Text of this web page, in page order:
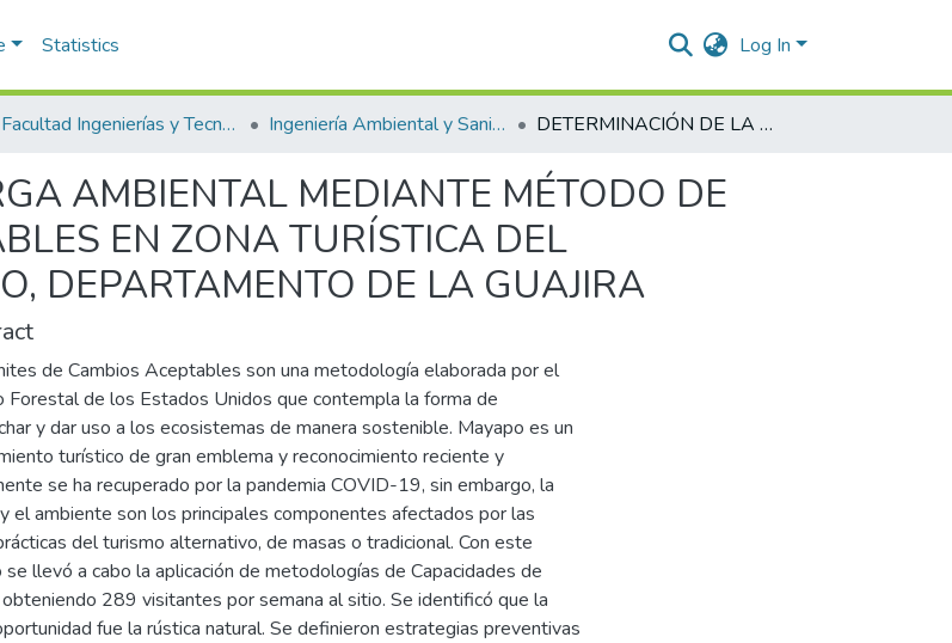
Statistics Log In
Facultad Ingenierías y Tecnologías Ingeniería Ambiental y Sanitaria. DETERMINACIÓN DE LA CARGA AMBIENTAL MEDIANTE MÉTODO DE LÍMITE DE CAMBIOS ACEPTABLES EN ZONA TURÍSTICA DEL CORREGIMIENTO DE MAYAPO, DEPARTAMENTO DE LA GUAJIRA
AMBIENTAL MEDIANTE MÉTODO DE
EN ZONA TURÍSTICA DEL
DEPARTAMENTO DE LA GUAJIRA
de Cambios Aceptables son una metodología elaborada por el
Forestal de los Estados Unidos que contempla la forma de
y dar uso a los ecosistemas de manera sostenible. Mayapo es un
turístico de gran emblema y reconocimiento reciente y
se ha recuperado por la pandemia COVID-19, sin embargo, la
el ambiente son los principales componentes afectados por las
del turismo alternativo, de masas o tradicional. Con este
llevó a cabo la aplicación de metodologías de Capacidades de
289 visitantes por semana al sitio. Se identificó que la
fue la rústica natural. Se definieron estrategias preventivas